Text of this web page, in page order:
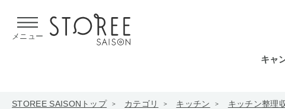
メニュー
キャ
STOREE SAISONトップ カテゴリ キッチン キッチン整理